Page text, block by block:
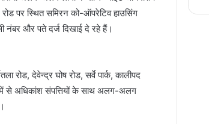
पर स्थित समिरन को-ऑपरेटिव हाउसिंग
नंबर और पते दर्ज दिखाई दे रहे हैं।
रोड, देवेन्द्र घोष रोड, सर्वे पार्क, कालीपद
से अधिकांश संपत्तियों के साथ अलग-अलग